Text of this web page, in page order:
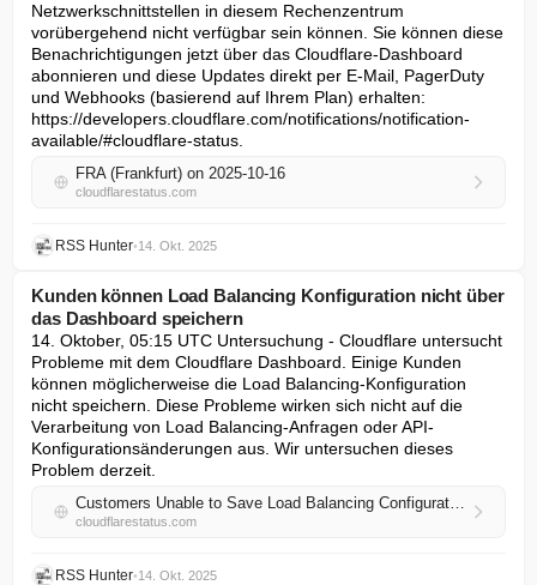
Netzwerkschnittstellen in diesem Rechenzentrum
vorübergehend nicht verfügbar sein können. Sie können diese
Benachrichtigungen jetzt über das Cloudflare-Dashboard
abonnieren und diese Updates direkt per E-Mail, PagerDuty
und Webhooks (basierend auf Ihrem Plan) erhalten:
https://developers.cloudflare.com/notifications/notification-
available/#cloudflare-status.
FRA (Frankfurt) on 2025-10-16
cloudflarestatus.com
RSS Hunter•14. Okt. 2025
Kunden können Load Balancing Konfiguration nicht über
das Dashboard speichern
14. Oktober, 05:15 UTC Untersuchung - Cloudflare untersucht
Probleme mit dem Cloudflare Dashboard. Einige Kunden
können möglicherweise die Load Balancing-Konfiguration
nicht speichern. Diese Probleme wirken sich nicht auf die
Verarbeitung von Load Balancing-Anfragen oder API-
Konfigurationsänderungen aus. Wir untersuchen dieses
Problem derzeit.
Customers Unable to Save Load Balancing Configuration via Dashboard
cloudflarestatus.com
RSS Hunter•14. Okt. 2025